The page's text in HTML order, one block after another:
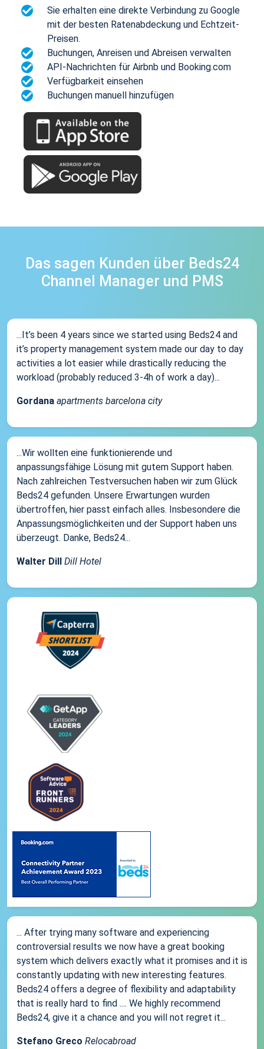
Sie erhalten eine direkte Verbindung zu Google
mit der besten Ratenabdeckung und Echtzeit-
Preisen.
Buchungen, Anreisen und Abreisen verwalten
API-Nachrichten für Airbnb und Booking.com
Verfügbarkeit einsehen
Buchungen manuell hinzufügen
Das sagen Kunden über Beds24
Channel Manager und PMS
...It’s been 4 years since we started using Beds24 and
it’s property management system made our day to day
activities a lot easier while drastically reducing the
workload (probably reduced 3-4h of work a day)...
Gordana apartments barcelona city
...Wir wollten eine funktionierende und
anpassungsfähige Lösung mit gutem Support haben.
Nach zahlreichen Testversuchen haben wir zum Glück
Beds24 gefunden. Unsere Erwartungen wurden
übertroffen, hier passt einfach alles. Insbesondere die
Anpassungsmöglichkeiten und der Support haben uns
überzeugt. Danke, Beds24...
Walter Dill Dill Hotel
... After trying many software and experiencing
controversial results we now have a great booking
system which delivers exactly what it promises and it is
constantly updating with new interesting features.
Beds24 offers a degree of flexibility and adaptability
that is really hard to find .... We highly recommend
Beds24, give it a chance and you will not regret it...
Stefano Greco Relocabroad